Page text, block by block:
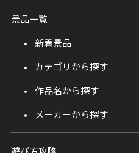
景品一覧
新着景品
カテゴリから探す
作品名から探す
メーカーから探す